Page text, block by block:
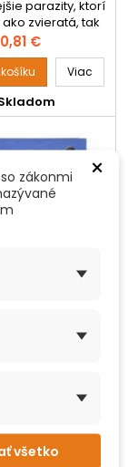
parazity, ktorí
zvieratá, tak
prenášať
chorôb, ktoré v
prípade môžu
Táto pinzeta
ľahké vybratie
akýchkoľvek
a bez toho, aby
kontaktu Vašej
Klieštiky
z plastu a sú
na ľahké...
Cena
0,81 €
Viac
a
×
zákonmi
všetko